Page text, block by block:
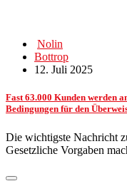
Nolin
Bottrop
12. Juli 2025
Fast 63.000 Kunden werden
Bedingungen für den
Die wichtigste Nachricht
Gesetzliche Vorgaben